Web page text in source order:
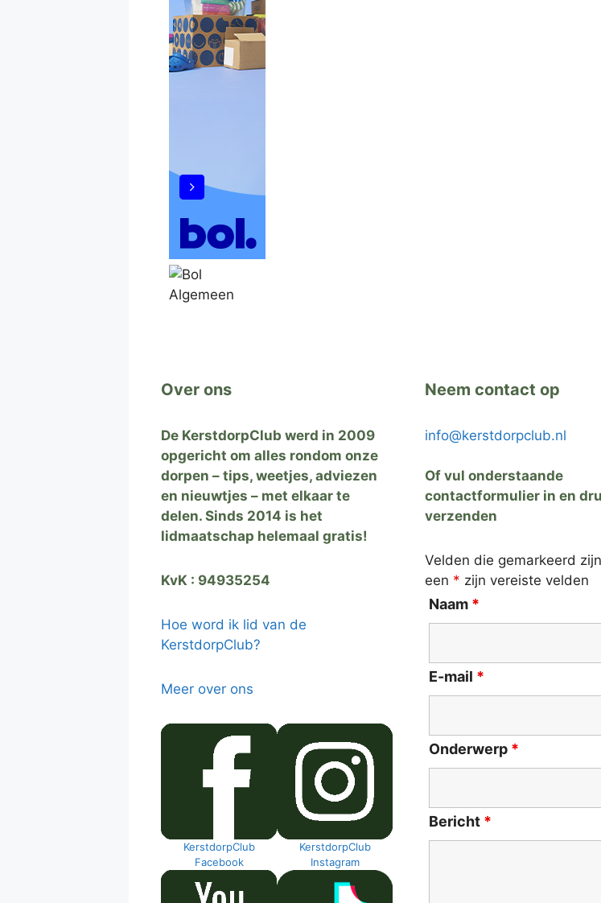
Over ons
De KerstdorpClub werd in 2009
opgericht om alles rondom onze
dorpen – tips, weetjes, adviezen
en nieuwtjes – met elkaar te
delen. Sinds 2014 is het
lidmaatschap helemaal gratis!
KvK : 94935254
Hoe word ik lid van de
KerstdorpClub?
Meer over ons
KerstdorpClub
Facebook
KerstdorpClub
Instagram
Neem contact op
info@kerstdorpclub.nl
Of vul onderstaande
contactformulier in en
verzenden
Velden die gemarkeerd
een * zijn vereiste velden
Naam *
E-mail *
Onderwerp *
Bericht *